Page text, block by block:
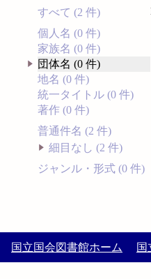
すべて (2 件)
個人名 (0 件)
家族名 (0 件)
団体名 (0 件)
地名 (0 件)
統一タイトル (0 件)
著作 (0 件)
普通件名 (2 件)
細目なし (2 件)
ジャンル・形式 (0 件)
国立国会図書館ホーム 国